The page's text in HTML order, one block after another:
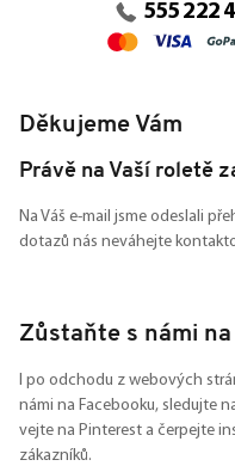
555 222
Děkujeme Vám
Právě na Vaší roletě
Na Váš e-mail jsme odeslali
dotazů nás neváhejte
Zůstaňte s námi
I po odchodu z webových
námi na Facebooku, sledujte
vejte na Pinterest a čerpejte
zákazníků.